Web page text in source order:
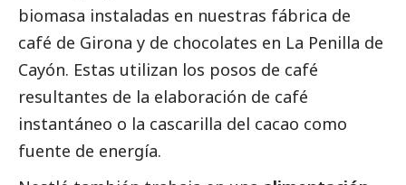
biomasa instaladas en nuestras fábrica de
café de Girona y de chocolates en La Penilla de
Cayón. Estas utilizan los posos de café
resultantes de la elaboración de café
instantáneo o la cascarilla del cacao como
fuente de energía.